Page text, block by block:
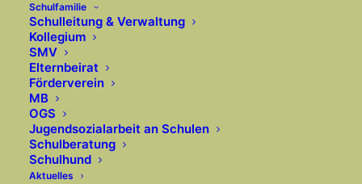
Schulfamilie
Schulleitung & Verwaltung
Kollegium
SMV
Elternbeirat
Förderverein
MB
OGS
Jugendsozialarbeit an Schulen
Schulberatung
Schulhund
Aktuelles